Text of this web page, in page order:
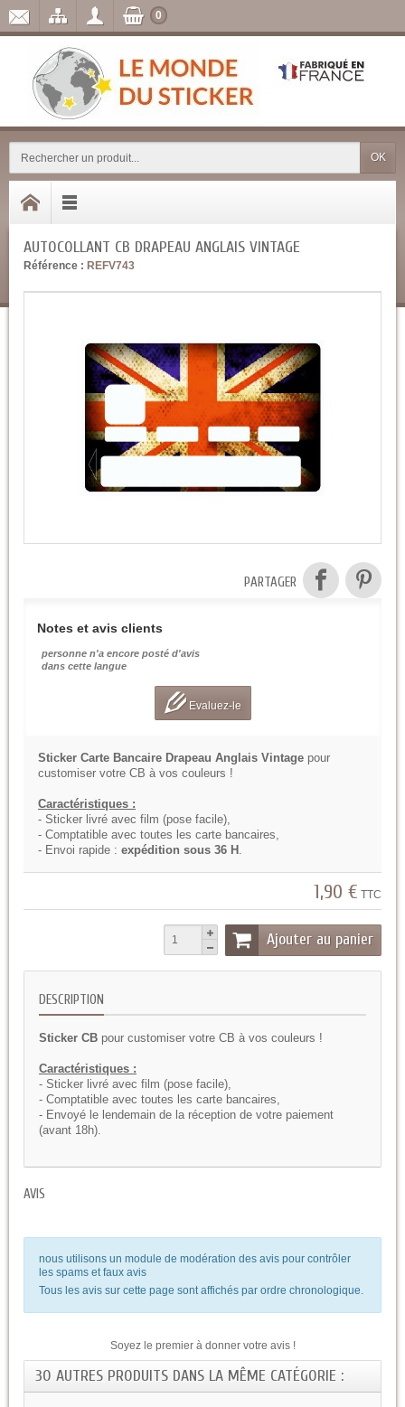
OK
0
AUTOCOLLANT CB DRAPEAU ANGLAIS VINTAGE
Référence : REFV743
PARTAGER
Notes et avis clients
personne n'a encore posté d'avis
dans cette langue
Evaluez-le
Sticker Carte Bancaire Drapeau Anglais Vintage pour
customiser votre CB à vos couleurs !
Caractéristiques :
- Sticker livré avec film (pose facile),
- Comptatible avec toutes les carte bancaires,
- Envoi rapide : expédition sous 36 H .
1,90 € TTC
Ajouter au panier
DESCRIPTION
Sticker CB pour customiser votre CB à vos couleurs !
Caractéristiques :
- Sticker livré avec film (pose facile),
- Comptatible avec toutes les carte bancaires,
- Envoyé le lendemain de la réception de votre paiement
(avant 18h).
AVIS
nous utilisons un module de modération des avis pour contrôler
les spams et faux avis
Tous les avis sur cette page sont affichés par ordre chronologique.
Soyez le premier à donner votre avis !
30 AUTRES PRODUITS DANS LA MÊME CATÉGORIE :